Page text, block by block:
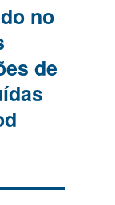
no
de